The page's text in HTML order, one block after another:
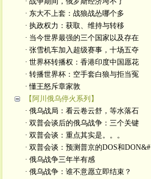
· 东大不上套：战狼战怂哪个多
· 执政权力：获取、维持与转移
· 当今世界最强的三个国家以及存在
· 张雪机车加入超级赛事，十场五夺
· 世界杯转播权：香港印度中国愿花
· 转播世界杯：空手套白狼与拒当冤
· 懂王怒斥章家敦
【阿川俄乌停火系列】
· 俄乌战局：看云卷云舒，等水落石
· 双普会谈后的俄乌战争：三个关键
· 双普会谈：重点其实是。。。
· 双普会谈：预测普京的DOS和DON&#
· 俄乌战争三年半有感
· 俄乌战争：谁不意愿立即结束？